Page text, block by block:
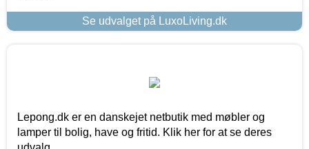
Se udvalget på LuxoLiving.dk
Lepong.dk er en danskejet netbutik med møbler og
lamper til bolig, have og fritid. Klik her for at se deres